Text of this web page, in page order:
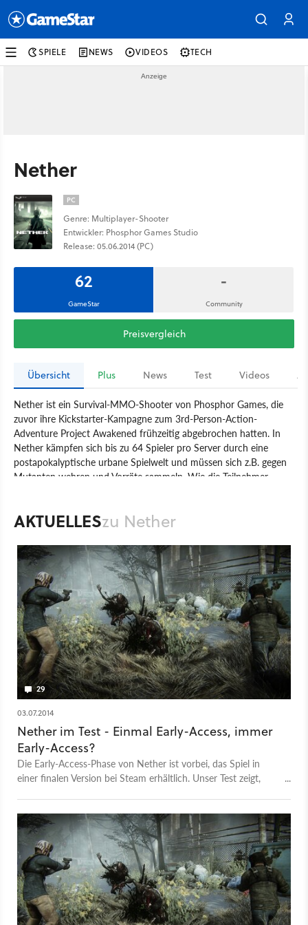
SPIELE NEWS VIDEOS TECH
Nether
PC
Genre: Multiplayer-Shooter
Entwickler: Phosphor Games Studio
Release: 05.06.2014 (PC)
62
GameStar
-
Community
Preisvergleich
Übersicht Plus News Test Videos
Nether ist ein Survival-MMO-Shooter von Phosphor Games, die
zuvor ihre Kickstarter-Kampagne zum 3rd-Person-Action-
Adventure Project Awakened frühzeitig abgebrochen hatten. In
Nether kämpfen sich bis zu 64 Spieler pro Server durch eine
postapokalyptische urbane Spielwelt und müssen sich z.B. gegen
Mutanten wehren und Vorräte sammeln. Wie die Teilnehmer
unklar. Wird ein Spieler ausgeschaltet, verliert er seine komplette
Funktion geben, durch die beim Ableben sogar der ganze
Charakter flöten geht.
Spiel PC Action
Multiplayer-Shooter
Phosphor Games Studio
Nether Shooter
AKTUELLESzu Nether
29
03.07.2014
Nether im Test - Einmal Early-Access, immer
Early-Access?
Die Early-Access-Phase von Nether ist vorbei, das Spiel in
einer finalen Version bei Steam erhältlich. Unser Test zeigt,